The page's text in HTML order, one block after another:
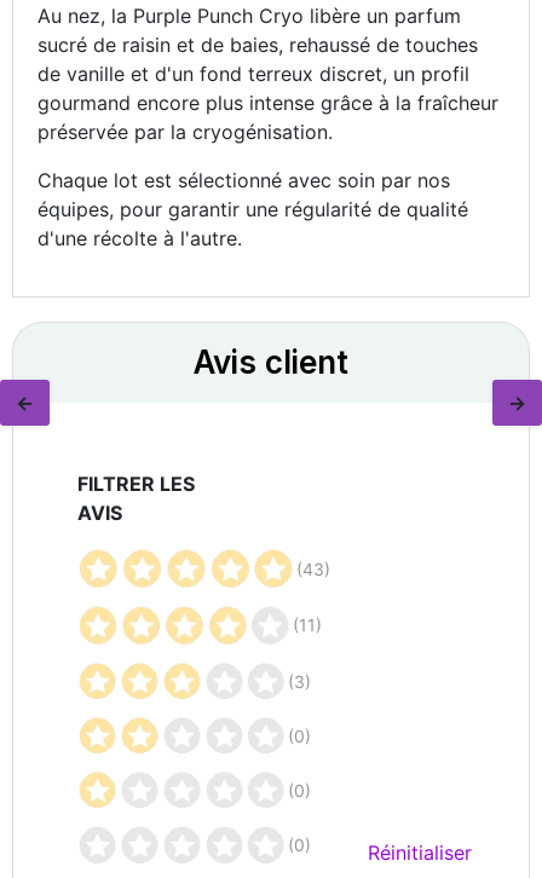
← →
Au nez, la Purple Punch Cryo libère un parfum
sucré de raisin et de baies, rehaussé de touches
de vanille et d'un fond terreux discret, un profil
gourmand encore plus intense grâce à la fraîcheur
préservée par la cryogénisation.
Chaque lot est sélectionné avec soin par nos
équipes, pour garantir une régularité de qualité
d'une récolte à l'autre.
Avis client
FILTRER LES
AVIS
(43)
(11)
(3)
(0)
(0)
(0) Réinitialiser